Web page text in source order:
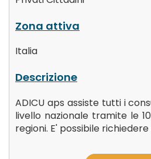
Zona attiva
Italia
Descrizione
ADICU aps assiste tutti i
livello nazionale tramite le
regioni. E' possibile richiedere